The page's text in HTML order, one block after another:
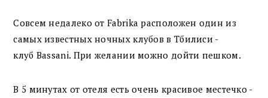
Совсем недалеко от Fabrika расположен один из
самых известных ночных клубов в Тбилиси -
клуб Bassani. При желании можно дойти пешком.
В 5 минутах от отеля есть очень красивое местечко -